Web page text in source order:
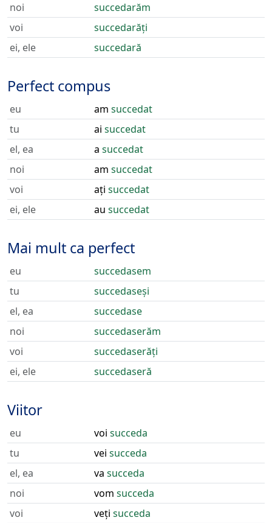
noi
succedarăm
voi
succedarăți
ei, ele
succedară
Perfect compus
eu am succedat
tu
ai succedat
el, ea
a succedat
noi
am succedat
voi
ați succedat
ei, ele
au succedat
Mai mult ca perfect
eu
succedasem
tu
succedaseși
el, ea
succedase
noi
succedaserăm
voi
succedaserăți
ei, ele
succedaseră
Viitor
eu voi succeda
tu
vei succeda
el, ea
va succeda
noi
vom succeda
voi
veți succeda